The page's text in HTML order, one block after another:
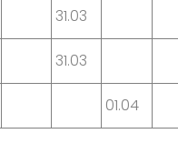
31.03
31.03
01.04